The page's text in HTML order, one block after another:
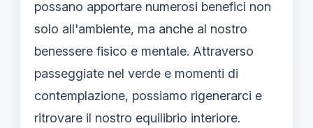
possano apportare numerosi benefici non
solo all'ambiente, ma anche al nostro
benessere fisico e mentale. Attraverso
passeggiate nel verde e momenti di
contemplazione, possiamo rigenerarci e
ritrovare il nostro equilibrio interiore.